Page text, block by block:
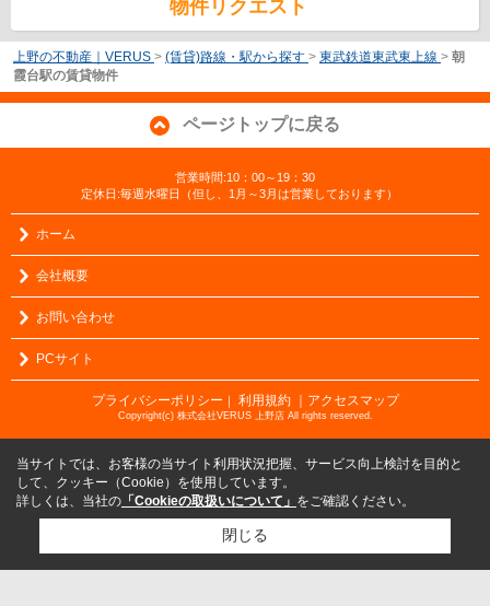
物件リクエスト
上野の不動産｜VERUS > (賃貸)路線・駅から探す > 東武鉄道東武東上線 > 朝
霞台駅の賃貸物件
ページトップに戻る
営業時間:10：00～19：30
定休日:毎週水曜日（但し、1月～3月は営業しております）
ホーム
会社概要
お問い合わせ
PCサイト
プライバシーポリシー ｜ 利用規約 ｜アクセスマップ
Copyright(c) 株式会社VERUS 上野店 All rights reserved.
当サイトでは、お客様の当サイト利用状況把握、サービス向上検討を目的と
して、クッキー（Cookie）を使用しています。
詳しくは、当社の 「Cookieの取扱いについて」 をご確認ください。
閉じる